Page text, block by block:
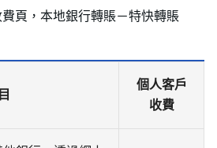
頁，本地銀行轉賬－特快轉賬
個人客戶
收費